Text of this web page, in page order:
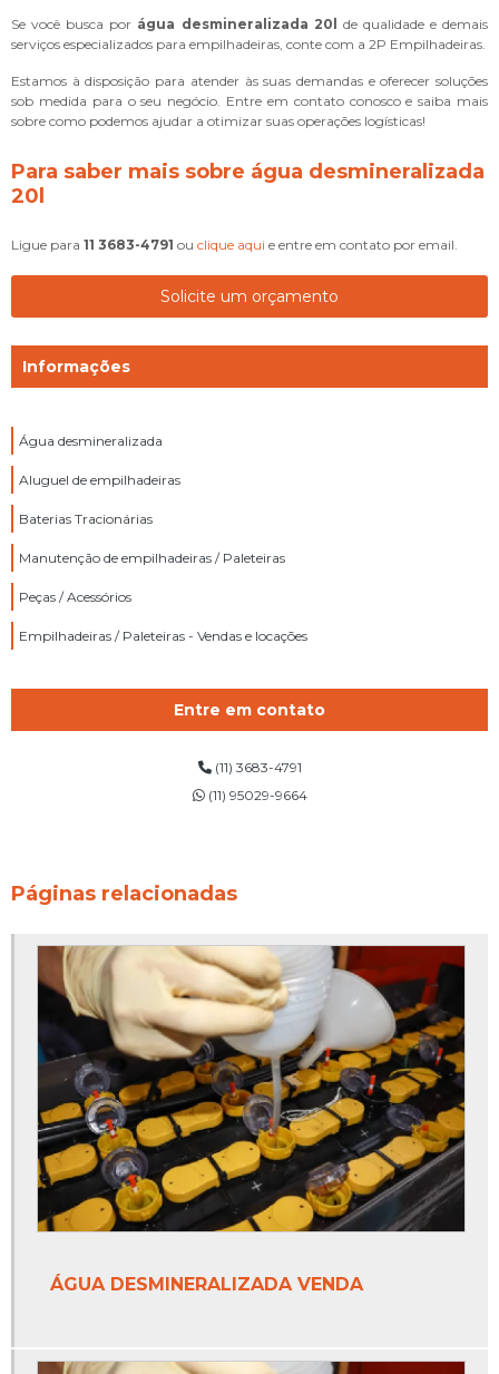
Se você busca por água desmineralizada 20l
de qualidade e demais
serviços especializados para empilhadeiras, conte com a 2P Empilhadeiras.
Estamos à disposição para atender às suas demandas e oferecer soluções
sob medida para o seu negócio. Entre em contato conosco e saiba mais
sobre como podemos ajudar a otimizar suas operações logísticas!
Para saber mais sobre água desmineralizada
20l
Ligue para 11 3683-4791 ou clique aqui e entre em contato por email.
Solicite um orçamento
Informações
Água desmineralizada
Aluguel de empilhadeiras
Baterias Tracionárias
Manutenção de empilhadeiras / Paleteiras
Peças / Acessórios
Empilhadeiras / Paleteiras - Vendas e locações
Entre em contato
(11) 3683-4791
(11) 95029-9664
Páginas relacionadas
ÁGUA DESMINERALIZADA VENDA